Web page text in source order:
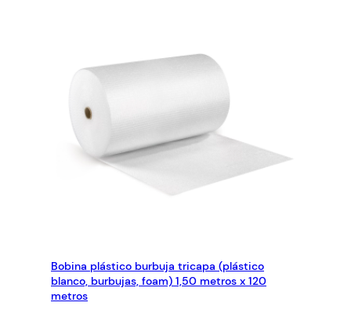
Bobina plástico burbuja tricapa (plástico
blanco, burbujas, foam) 1,50 metros x 120
metros